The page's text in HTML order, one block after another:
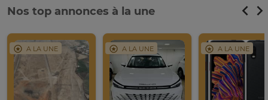
Nos top annonces à la une
A LA UNE A LA UNE A LA UNE